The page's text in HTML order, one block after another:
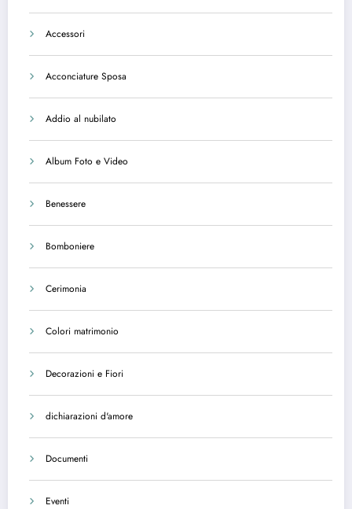
Accessori
Acconciature Sposa
Addio al nubilato
Album Foto e Video
Benessere
Bomboniere
Cerimonia
Colori matrimonio
Decorazioni e Fiori
dichiarazioni d'amore
Documenti
Eventi